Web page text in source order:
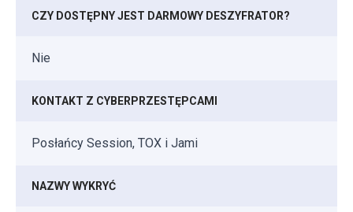
CZY DOSTĘPNY JEST DARMOWY DESZYFRATOR?
Nie
KONTAKT Z CYBERPRZESTĘPCAMI
Posłańcy Session, TOX i Jami
NAZWY WYKRYĆ